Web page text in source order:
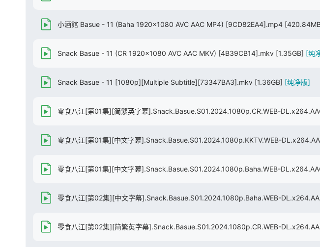
小酒館 Basue - 11 (Baha 1920x1080 AVC AAC MP4) [9CD82EA4].mp4
Snack Basue - 11 (CR 1920x1080 AVC AAC MKV) [4B39CB14].mkv [1.35GB] [纯
Snack Basue - 11 [1080p][Multiple Subtitle][73347BA3].mkv [1.36GB] [纯净版]
零食八江[第01集][简繁英字幕].Snack.Basue.S01.2024.1080p.CR.WEB-
零食八江[第01集][中文字幕].Snack.Basue.S01.2024.1080p.KKTV.WEB-
零食八江[第01集][中文字幕].Snack.Basue.S01.2024.1080p.Baha.WEB-
零食八江[第02集][中文字幕].Snack.Basue.S01.2024.1080p.Baha.WEB-
零食八江[第02集][简繁英字幕].Snack.Basue.S01.2024.1080p.CR.WEB-